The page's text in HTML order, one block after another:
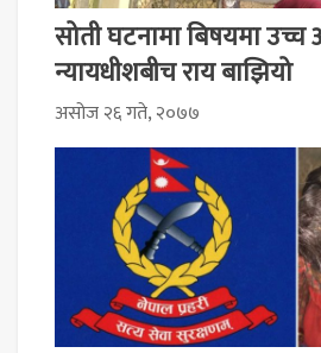
सोती घटनामा बिषयमा
न्यायधीशबीच राय बाझियो
असोज २६ गते, २०७७